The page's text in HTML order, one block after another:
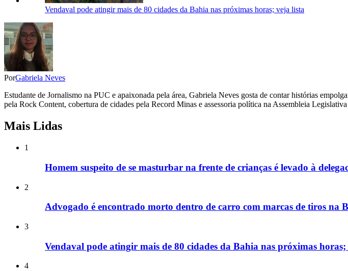
Vendaval pode atingir mais de 80 cidades da Bahia nas próximas horas; veja lista
PorGabriela Neves
Estudante de Jornalismo na PUC e apaixonada pela área, Gabriela Neves gosta de contar histórias
pela Rock Content, cobertura de cidades pela Record Minas e assessoria política na Assembleia
Mais Lidas
1
Homem suspeito de se masturbar na frente de crianças é levado à
2
Advogado é encontrado morto dentro de carro com marcas de tiros na
3
Vendaval pode atingir mais de 80 cidades da Bahia nas próximas
4